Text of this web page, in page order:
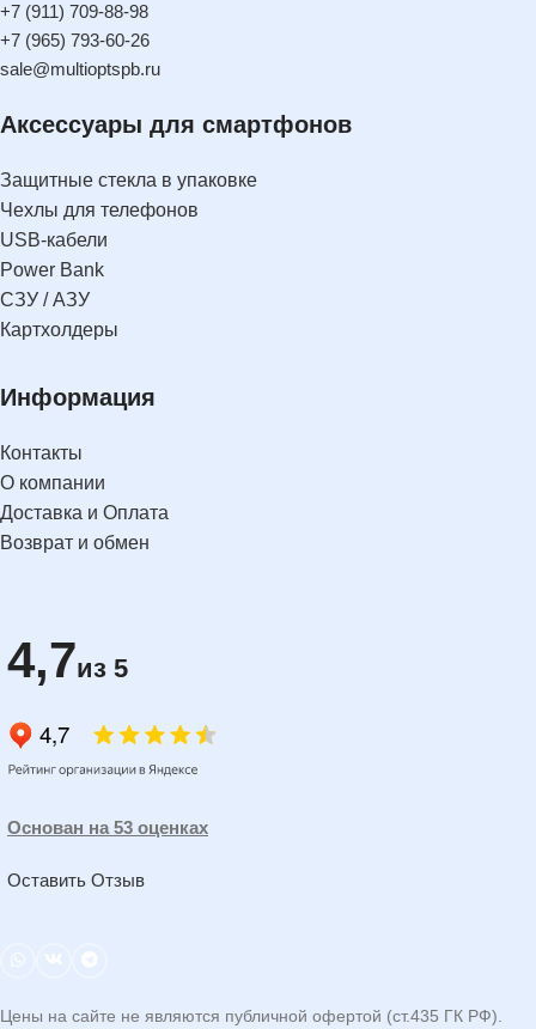
+7 (911) 709-88-98
+7 (965) 793-60-26
sale@multioptspb.ru
Аксессуары для смартфонов
Защитные стекла в упаковке
Чехлы для телефонов
USB-кабели
Power Bank
СЗУ / АЗУ
Картхолдеры
Информация
Контакты
О компании
Доставка и Оплата
Возврат и обмен
4,7из 5
Основан на 53 оценках
Оставить Отзыв
Цены на сайте не являются публичной офертой (ст.435 ГК РФ).